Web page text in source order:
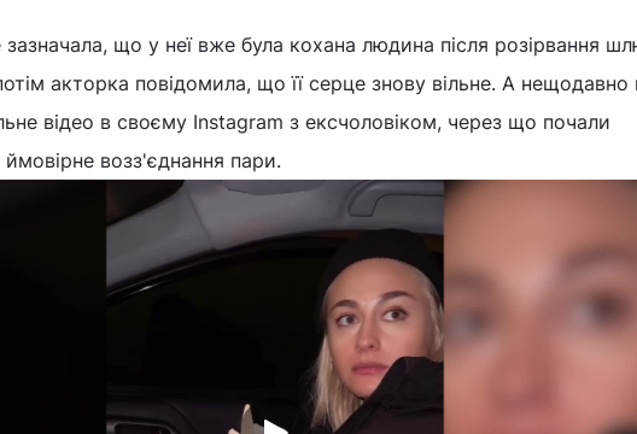
зазначала, що у неї вже була кохана людина після розірвання
акторка повідомила, що її серце знову вільне. А нещодавно
відео в своєму Instagram з ексчоловіком, через що почали
возз'єднання пари.